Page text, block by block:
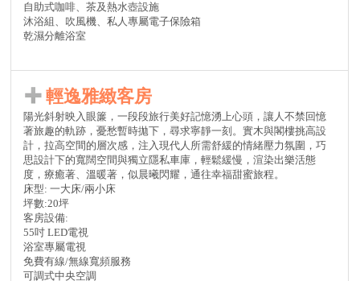
自助式咖啡、茶及熱水壺設施
沐浴組、吹風機、私人專屬電子保險箱
乾濕分離浴室
輕逸雅緻客房
陽光斜射映入眼簾，一段段旅行美好記憶湧上心頭，讓人不禁回憶
著旅趣的軌跡，憂愁暫時拋下，尋求寧靜一刻。實木與閣樓挑高設
計，拉高空間的層次感，注入現代人所需舒緩的情緒壓力氛圍，巧
思設計下的寬闊空間與獨立隱私車庫，輕鬆緩慢，渲染出樂活態
度，療癒著、溫暖著，似晨曦閃耀，通往幸福甜蜜旅程。
床型: 一大床/兩小床
坪數:20坪
客房設備:
55吋 LED電視
浴室專屬電視
免費有線/無線寬頻服務
可調式中央空調